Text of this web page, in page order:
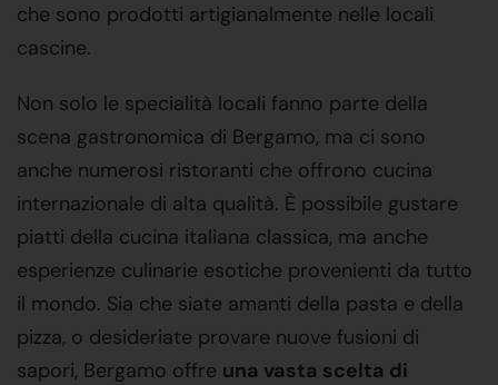
che sono prodotti artigianalmente nelle locali
cascine.
Non solo le specialità locali fanno parte della
scena gastronomica di Bergamo, ma ci sono
anche numerosi ristoranti che offrono cucina
internazionale di alta qualità. È possibile gustare
piatti della cucina italiana classica, ma anche
esperienze culinarie esotiche provenienti da tutto
il mondo. Sia che siate amanti della pasta e della
pizza, o desideriate provare nuove fusioni di
sapori, Bergamo offre una vasta scelta di